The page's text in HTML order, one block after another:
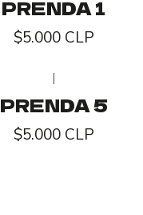
PRENDA 1
$5.000 CLP
|
PRENDA 5
$5.000 CLP